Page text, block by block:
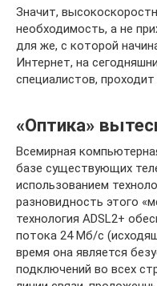
Значит,
необходимость, а не
для же, с которой
Интернет, на
специалистов,
«Оптика»
Всемирная
базе существующих
использованием
разновидность этого
технология ADSL2+
потока 24 Мб/с
время она является
подключений во всех